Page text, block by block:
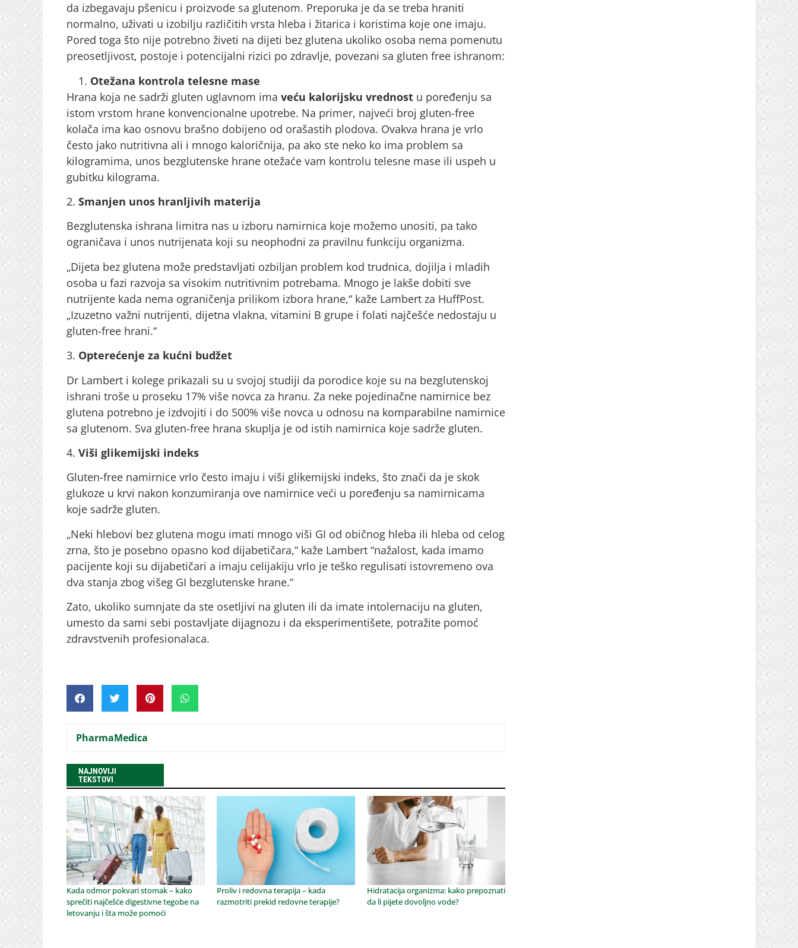
da izbegavaju pšenicu i proizvode sa glutenom. Preporuka je da se treba hraniti
normalno, uživati u izobilju različitih vrsta hleba i žitarica i koristima koje one imaju.
Pored toga što nije potrebno živeti na dijeti bez glutena ukoliko osoba nema pomenutu
preosetljivost, postoje i potencijalni rizici po zdravlje, povezani sa gluten free ishranom:
Otežana kontrola telesne mase
Hrana koja ne sadrži gluten uglavnom ima veću kalorijsku vrednost u poređenju sa
istom vrstom hrane konvencionalne upotrebe. Na primer, najveći broj gluten-free
kolača ima kao osnovu brašno dobijeno od orašastih plodova. Ovakva hrana je vrlo
često jako nutritivna ali i mnogo kaloričnija, pa ako ste neko ko ima problem sa
kilogramima, unos bezglutenske hrane otežaće vam kontrolu telesne mase ili uspeh u
gubitku kilograma.
2. Smanjen unos hranljivih materija
Bezglutenska ishrana limitra nas u izboru namirnica koje možemo unositi, pa tako
ograničava i unos nutrijenata koji su neophodni za pravilnu funkciju organizma.
„Dijeta bez glutena može predstavljati ozbiljan problem kod trudnica, dojilja i mladih
osoba u fazi razvoja sa visokim nutritivnim potrebama. Mnogo je lakše dobiti sve
nutrijente kada nema ograničenja prilikom izbora hrane,“ kaže Lambert za HuffPost.
„Izuzetno važni nutrijenti, dijetna vlakna, vitamini B grupe i folati najčešće nedostaju u
gluten-free hrani.“
3. Opterećenje za kućni budžet
Dr Lambert i kolege prikazali su u svojoj studiji da porodice koje su na bezglutenskoj
ishrani troše u proseku 17% više novca za hranu. Za neke pojedinačne namirnice bez
glutena potrebno je izdvojiti i do 500% više novca u odnosu na komparabilne namirnice
sa glutenom. Sva gluten-free hrana skuplja je od istih namirnica koje sadrže gluten.
4. Viši glikemijski indeks
Gluten-free namirnice vrlo često imaju i viši glikemijski indeks, što znači da je skok
glukoze u krvi nakon konzumiranja ove namirnice veći u poređenju sa namirnicama
koje sadrže gluten.
„Neki hlebovi bez glutena mogu imati mnogo viši GI od običnog hleba ili hleba od celog
zrna, što je posebno opasno kod dijabetičara,“ kaže Lambert “nažalost, kada imamo
pacijente koji su dijabetičari a imaju celijakiju vrlo je teško regulisati istovremeno ova
dva stanja zbog višeg GI bezglutenske hrane.“
Zato, ukoliko sumnjate da ste osetljivi na gluten ili da imate intolernaciju na gluten,
umesto da sami sebi postavljate dijagnozu i da eksperimentišete, potražite pomoć
zdravstvenih profesionalaca.
PharmaMedica
NAJNOVIJI
TEKSTOVI
Kada odmor pokvari stomak – kako
sprečiti najčešće digestivne tegobe na
letovanju i šta može pomoći
Proliv i redovna terapija – kada
razmotriti prekid redovne terapije?
Hidratacija organizma: kako prepoznati
da li pijete dovoljno vode?